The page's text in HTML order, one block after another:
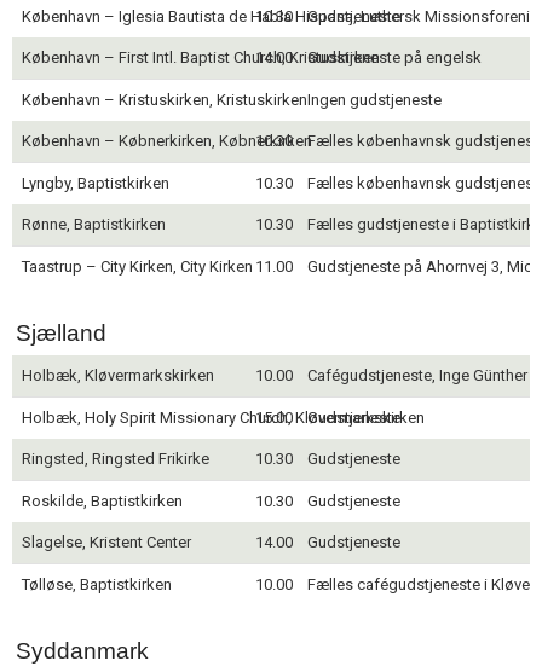
12.0:
Inspiration
13.0:
Værktøjskassen
14.0:
Mission
15.0:
Om
16.0:
Kontakt
København – Iglesia Bautista de Habla Hispana, Luthersk
10.30 Gudstjeneste
København – First Intl. Baptist Church, Kristuskirken
14.00 Gudstjeneste på engelsk
København – Kristuskirken, KristuskirkenIngen gudstjeneste
København – Købnerkirken, Købnerkirken
10.30 Fælles københavnsk
Lyngby, Baptistkirken 10.30 Fælles københavnsk
Rønne, Baptistkirken 10.30 Fælles gudstjeneste i
Taastrup – City Kirken, City Kirken 11.00 Gudstjeneste på Ahornvej 3,
Sjælland
Holbæk, Kløvermarkskirken 10.00 Cafégudstjeneste, Inge Günther
Holbæk, Holy Spirit Missionary Church, Kløvermarkskirken
15.00 Gudstjeneste
Ringsted, Ringsted Frikirke 10.30 Gudstjeneste
Roskilde, Baptistkirken 10.30 Gudstjeneste
Slagelse, Kristent Center 14.00 Gudstjeneste
Tølløse, Baptistkirken 10.00 Fælles cafégudstjeneste i
Syddanmark